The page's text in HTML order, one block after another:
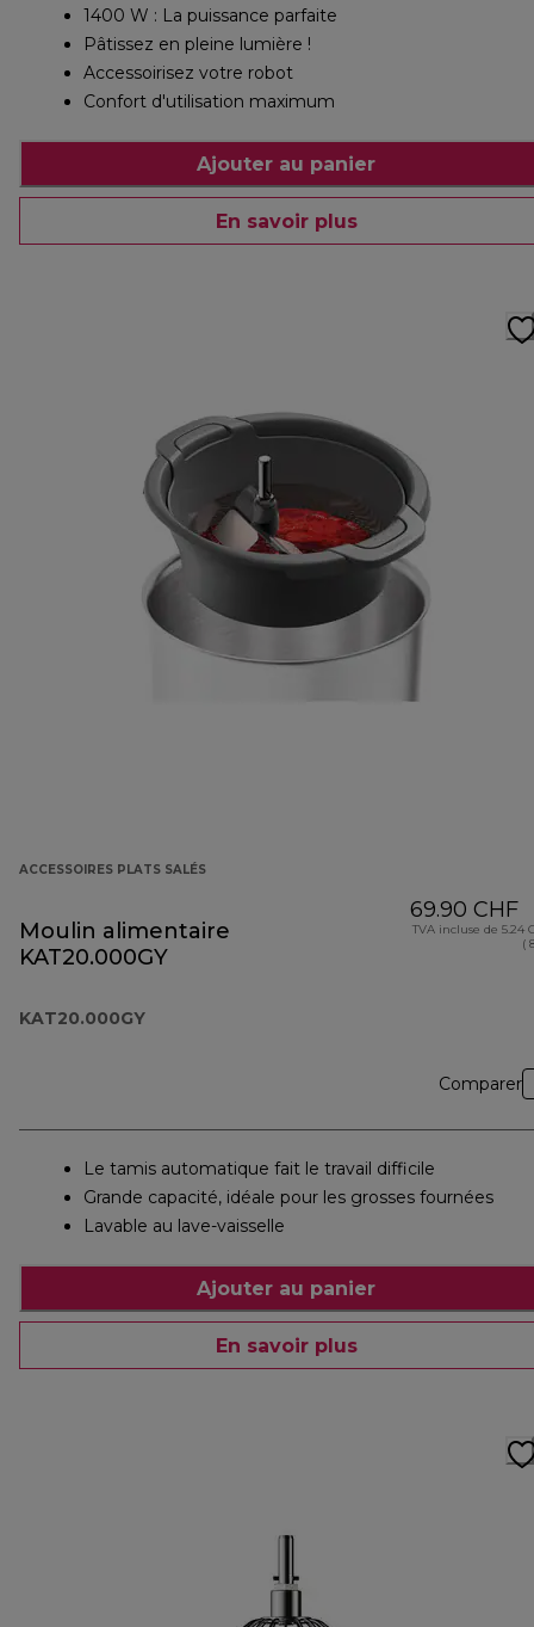
1400 W : La puissance parfaite
Pâtissez en pleine lumière !
Accessoirisez votre robot
Confort d'utilisation maximum
Ajouter au panier
En savoir plus
ACCESSOIRES PLATS SALÉS
Moulin alimentaire
KAT20.000GY
KAT20.000GY
69.90 CHF
TVA incluse de 5.24
(
Comparer
Le tamis automatique fait le travail difficile
Grande capacité, idéale pour les grosses fournées
Lavable au lave-vaisselle
Ajouter au panier
En savoir plus